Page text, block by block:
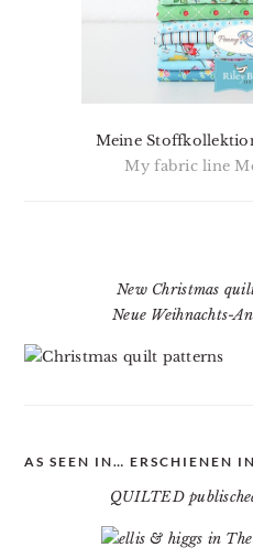
Meine
My fabric line
New Christmas
Neue Weihnachts-
AS SEEN IN… ERSCHIENEN
QUILTED